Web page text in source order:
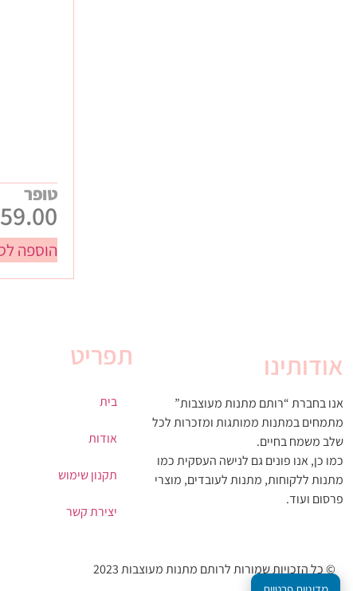
טופר
59.00
הוספה
אודותינו
אנו בחברת “רותם מתנות מעוצבות”
מתמחים במתנות ממותגות ומזכרות לכל
שלב משמח בחיים.
כמו כן, אנו פונים גם לנישה העסקית כמו
מתנות ללקוחות, מתנות לעובדים, מוצרי
פרסום ועוד.
תפריט
בית
אודות
תקנון שימוש
יצירת קשר
© כל הזכויות שמורות לרותם מתנות מעוצבות 2023